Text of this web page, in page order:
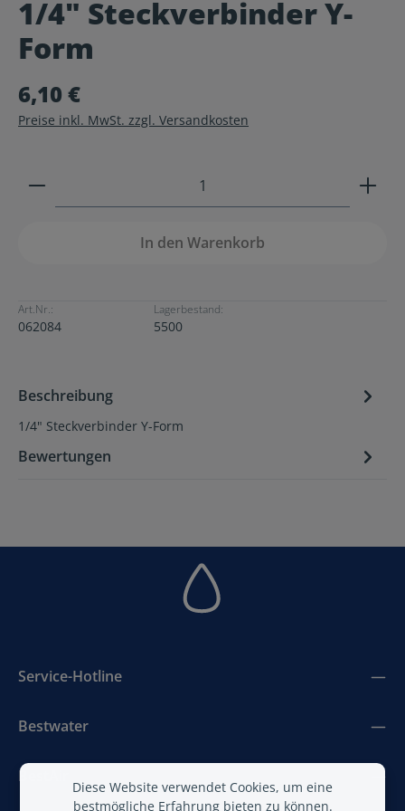
Durchschnittliche Bewertung von 0 von 5 Sternen
1/4" Steckverbinder Y-
Form
6,10 €
Preise inkl. MwSt. zzgl. Versandkosten
Produkt Anzahl: Gib den gewünschten Wert ein
In den Warenkorb
Art.Nr.:
062084
Lagerbestand:
5500
Beschreibung
1/4" Steckverbinder Y-Form
Bewertungen
Service-Hotline
Bestwater
BestAir
Diese Website verwendet Cookies, um eine
bestmögliche Erfahrung bieten zu können.